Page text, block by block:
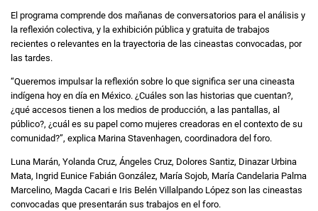
El programa comprende dos mañanas de conversatorios para el análisis y
la reflexión colectiva, y la exhibición pública y gratuita de trabajos
recientes o relevantes en la trayectoria de las cineastas convocadas, por
las tardes.
“Queremos impulsar la reflexión sobre lo que significa ser una cineasta
indígena hoy en día en México. ¿Cuáles son las historias que cuentan?,
¿qué accesos tienen a los medios de producción, a las pantallas, al
público?, ¿cuál es su papel como mujeres creadoras en el contexto de su
comunidad?”, explica Marina Stavenhagen, coordinadora del foro.
Luna Marán, Yolanda Cruz, Ángeles Cruz, Dolores Santiz, Dinazar Urbina
Mata, Ingrid Eunice Fabián González, María Sojob, María Candelaria Palma
Marcelino, Magda Cacari e Iris Belén Villalpando López son las cineastas
convocadas que presentarán sus trabajos en el foro.